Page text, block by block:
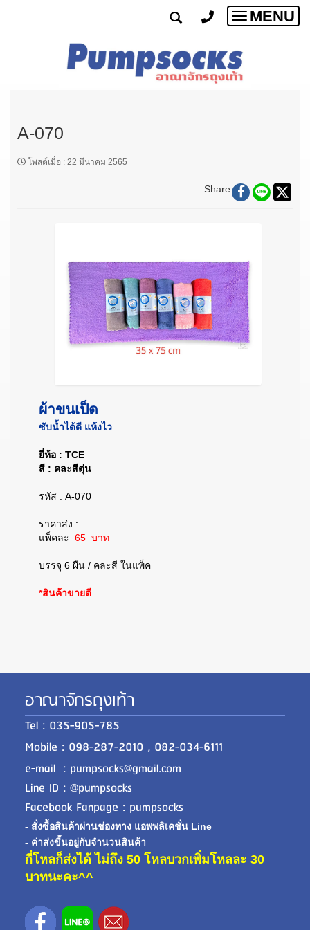
Toggle
MENU
A-070
โพสต์เมื่อ : 22 มีนาคม 2565
Share
ผ้าขนเป็ด
ซับน้ำได้ดี แห้งไว
ยี่ห้อ : TCE
สี : คละสีตุ่น
รหัส : A-070
ราคาส่ง :
แพ็คละ 65 บาท
บรรจุ 6 ผืน / คละสี ในแพ็ค
*สินค้าขายดี
อาณาจักรถุงเท้า
Tel : 035-905-785
Mobile : 098-287-2010 , 082-034-6111
e-mail : pumpsocks@gmail.com
Line ID : @pumpsocks
Facebook Fanpage : pumpsocks
- สั่งซื้อสินค้าผ่านช่องทาง แอพพลิเคชั่น Line
- ค่าส่งขี้นอยู่กับจำนวนสินค้า
กี่โหลก็ส่งได้ ไม่ถึง 50 โหลบวกเพิ่มโหลละ 30
บาทนะคะ^^